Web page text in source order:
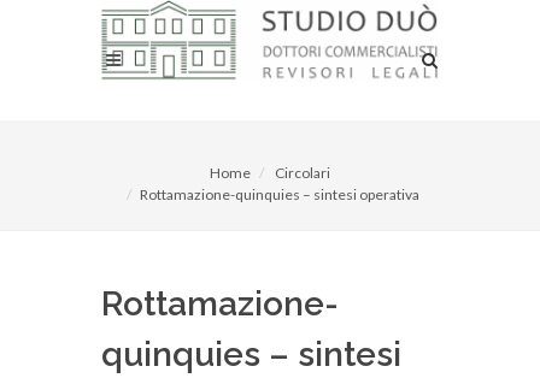
Home
Circolari
Rottamazione-quinquies – sintesi operativa
Rottamazione-
quinquies – sintesi